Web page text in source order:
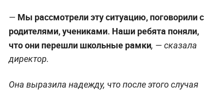
— Мы рассмотрели эту ситуацию, поговорили с
родителями, учениками. Наши ребята поняли,
что они перешли школьные рамки, — сказала
директор.
Она выразила надежду, что после этого случая